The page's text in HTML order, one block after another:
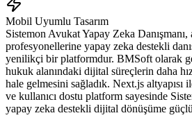
Mobil Uyumlu Tasarım
Sistemon Avukat Yapay Zeka
profesyonellerine yapay zeka destekli
yenilikçi bir platformdur. BMSoft olarak
hukuk alanındaki dijital süreçlerin daha
hale gelmesini sağladık. Next.js altyapısı
ve kullanıcı dostu platform sayesinde
yapay zeka destekli dijital dönüşüme